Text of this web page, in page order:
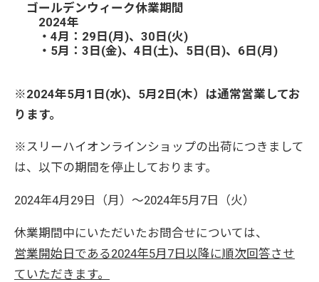
ゴールデンウィーク休業期間
2024年
・4月：29日 (月)、30日 (火)
・5月：3日(金)、4 日(土)、5 日(日)、 6日(月)
※2024年5月1日(水)、5月2日(木）は通常営業してお
ります。
※スリーハイオンラインショップの出荷につきまして
は、以下の期間を停止しております。
2024年4月29日（月）～2024年5月7日（火）
休業期間中にいただいたお問合せについては、
営業開始日である2024年5月7日以降に順次回答させ
ていただきます。